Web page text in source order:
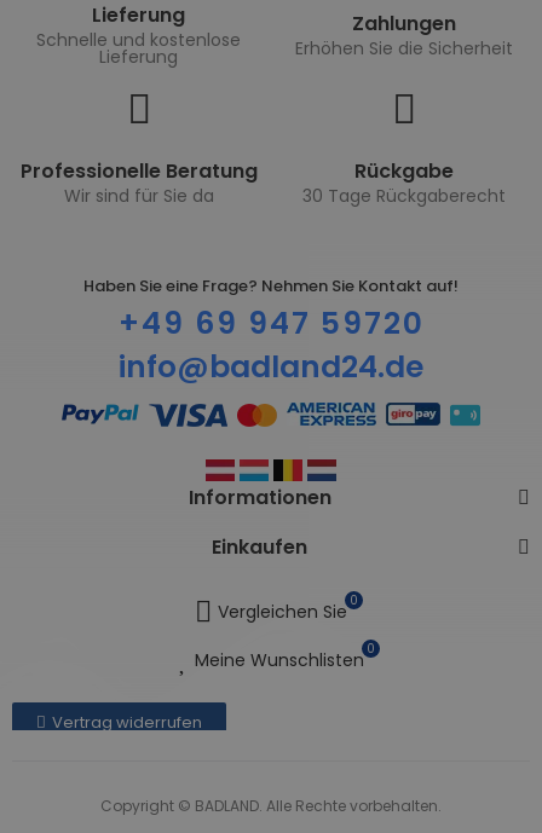
Lieferung
Schnelle und kostenlose
Lieferung
Zahlungen
Erhöhen Sie die Sicherheit
Professionelle Beratung
Wir sind für Sie da
Rückgabe
30 Tage Rückgaberecht
Haben Sie eine Frage? Nehmen Sie Kontakt auf!
+49 69 947 59720
info@badland24.de
Informationen
Einkaufen
Vergleichen Sie 0
Meine Wunschlisten 0
Vertrag widerrufen
Copyright © BADLAND. Alle Rechte vorbehalten.